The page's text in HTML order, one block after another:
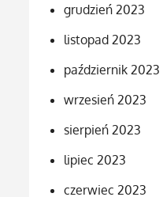
grudzień 2023
listopad 2023
październik 2023
wrzesień 2023
sierpień 2023
lipiec 2023
czerwiec 2023